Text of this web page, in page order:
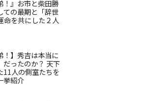
！』お市と柴田勝
ての最期と「辞世
を共にした２人
！】秀吉は本当に
だったのか？ 天下
11人の側室たちを
挙紹介